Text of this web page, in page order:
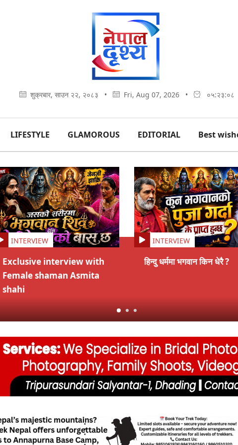
शुक्रबार, साउन २२, २०८३ • Fri, Aug 07, 2026 • ०५:२३:०९
LIFESTYLE GLAMOROUS EDITORIAL Best
INTERVIEW
Exclusive interview with
Female shaman Asmita
shahi
INTERVIEW
हिन्दु धर्ममा भगवान किन धेरै ?